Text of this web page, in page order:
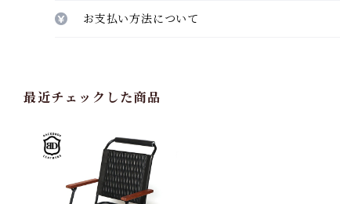
お支払い方法について
最近チェックした商品